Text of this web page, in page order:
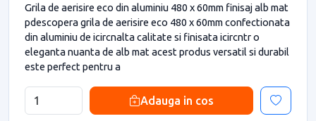
Grila de aerisire eco din aluminiu 480 x 60mm finisaj alb mat
pdescopera grila de aerisire eco 480 x 60mm confectionata
din aluminiu de icircnalta calitate si finisata icircntr o
eleganta nuanta de alb mat acest produs versatil si durabil
este perfect pentru a
Adauga in cos